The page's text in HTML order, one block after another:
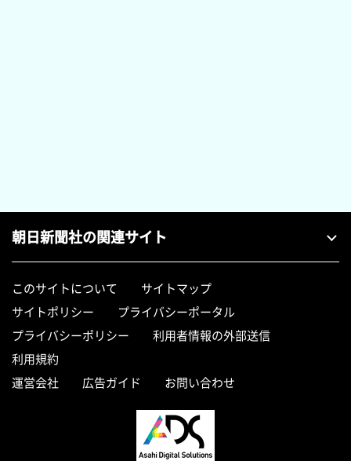
朝日新聞社の関連サイト
このサイトについて
サイトマップ
サイトポリシー
プライバシーポータル
プライバシーポリシー
利用者情報の外部送信
利用規約
運営会社
広告ガイド お問い合わせ